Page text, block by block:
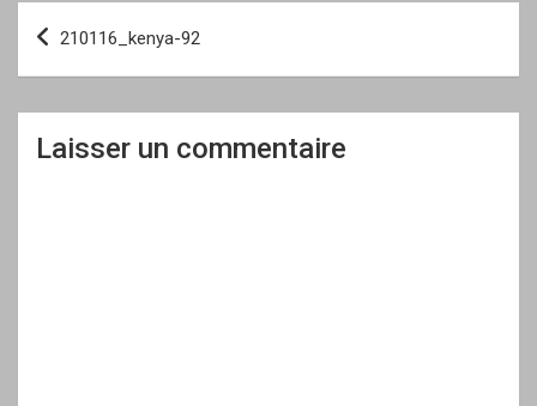
Navigation
210116_kenya-92
Laisser un commentaire